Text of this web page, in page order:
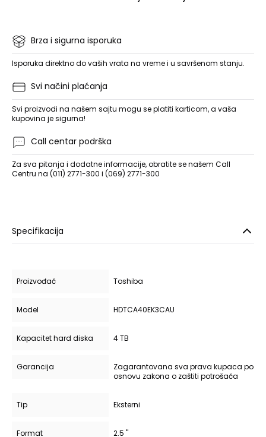
Brza i sigurna isporuka
Isporuka direktno do vaših vrata na vreme i u savršenom stanju.
Svi načini plaćanja
Svi proizvodi na našem sajtu mogu se platiti karticom, a vaša
kupovina je sigurna!
Call centar podrška
Za sva pitanja i dodatne informacije, obratite se našem Call
Centru na (011) 2771-300 i (069) 2771-300
Specifikacija
Proizvođač Toshiba
Model HDTCA40EK3CAU
Kapacitet hard diska 4 TB
Garancija
Zagarantovana sva prava kupaca po
osnovu zakona o zaštiti potrošača
Tip Eksterni
Format 2.5 "